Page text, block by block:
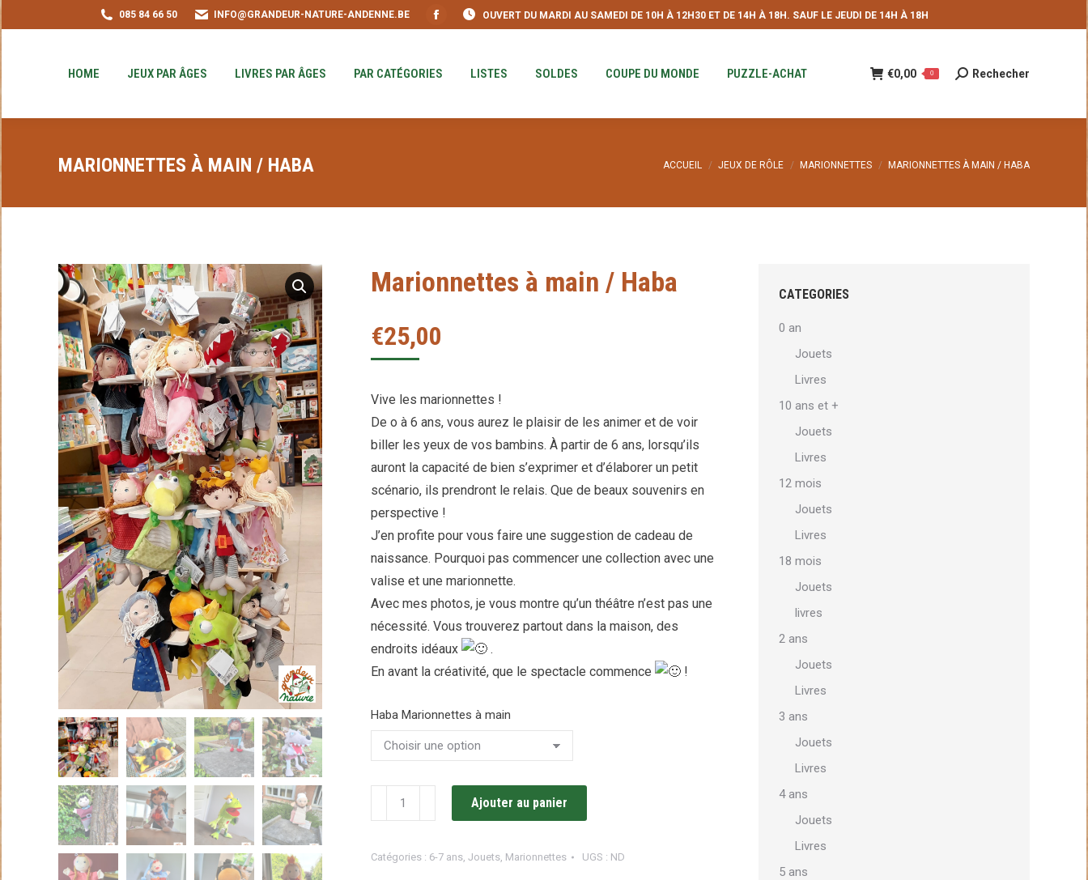
085 84 66 50 INFO@GRANDEUR-NATURE-ANDENNE.BE
Facebook
opens
OUVERT DU MARDI AU SAMEDI DE 10H À 12H30 ET DE 14H À 18H. SAUF LE JEUDI DE 14H À 18H
HOME JEUX PAR ÂGES LIVRES PAR ÂGES PAR CATÉGORIES LISTES SOLDES COUPE DU MONDE PUZZLE-ACHAT €0,00 0
Recherche
Rechecher
MARIONNETTES À MAIN / HABA Vous êtes ici :
ACCUEIL JEUX DE RÔLE MARIONNETTES MARIONNETTES À MAIN / HABA
Marionnettes à main / Haba
€25,00
Vive les marionnettes !
De o à 6 ans, vous aurez le plaisir de les animer et de voir
biller les yeux de vos bambins. À partir de 6 ans, lorsqu’ils
auront la capacité de bien s’exprimer et d’élaborer un petit
scénario, ils prendront le relais. Que de beaux souvenirs en
perspective !
J’en profite pour vous faire une suggestion de cadeau de
naissance. Pourquoi pas commencer une collection avec une
valise et une marionnette.
Avec mes photos, je vous montre qu’un théâtre n’est pas une
nécessité. Vous trouverez partout dans la maison, des
endroits idéaux
.
En avant la créativité, que le spectacle commence
!
Haba Marionnettes à main
quantité
de
à
Ajouter au panier
Catégories : 6-7 ans, Jouets, Marionnettes UGS : ND
CATEGORIES
0 an
Jouets
Livres
10 ans et +
Jouets
Livres
12 mois
Jouets
Livres
18 mois
Jouets
livres
2 ans
Jouets
Livres
3 ans
Jouets
Livres
4 ans
Jouets
Livres
5 ans
HOME JEUX PAR ÂGES LIVRES PAR ÂGES PAR CATÉGORIES LISTES SOLDES COUPE DU MONDE
PUZZLE-ACHAT
: